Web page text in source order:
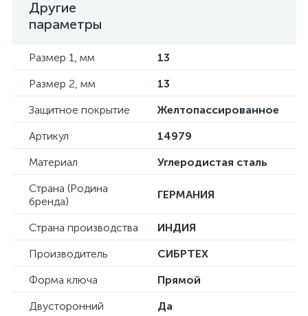
Другие
параметры
Размер 1, мм
13
Размер 2, мм
13
Защитное покрытие
Желтопассированное
Артикул
14979
Материал
Углеродистая сталь
Страна (Родина
бренда)
ГЕРМАНИЯ
Страна производства
ИНДИЯ
Производитель
СИБРТЕХ
Форма ключа
Прямой
Двусторонний
Да